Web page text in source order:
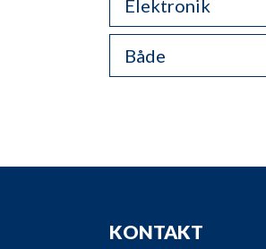
Elektronik
Både
KONTAKT